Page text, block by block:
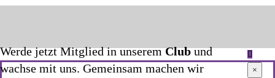
Werde jetzt Mitglied in unseremClubund
wachse mit uns. Gemeinsam machen wir
×